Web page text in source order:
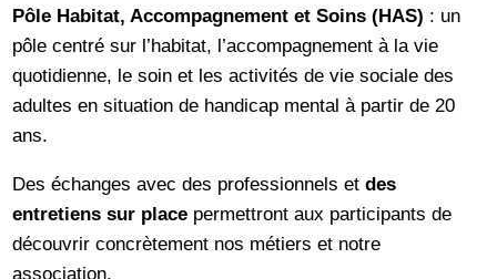
Pôle Habitat, Accompagnement et Soins (HAS) : un
pôle centré sur l’habitat, l’accompagnement à la vie
quotidienne, le soin et les activités de vie sociale des
adultes en situation de handicap mental à partir de 20
ans.
Des échanges avec des professionnels etdes
entretiens sur place permettront aux participants de
découvrir concrètement nos métiers et notre
association.